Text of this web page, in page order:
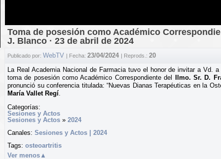
Toma de posesión como Académico
J. Blanco · 23 de abril de 2024
Publicado por: WebTV | Fecha: 23/04/2024 | Reprods.: 20
Ver menos ▲
La Real Academia Nacional de Farmacia tuvo el honor de invitar a
toma de posesión como Académico Correspondiente del
Ilmo. Sr. D.
pronunció su conferencia titulada: “Nuevas Dianas Terapéuticas en la
María Vallet Regí.
Categorías:
Sesiones y Actos
Sesiones y Actos » 2024
Canales: Sesiones y Actos | 2024
Tags: osteoartritis